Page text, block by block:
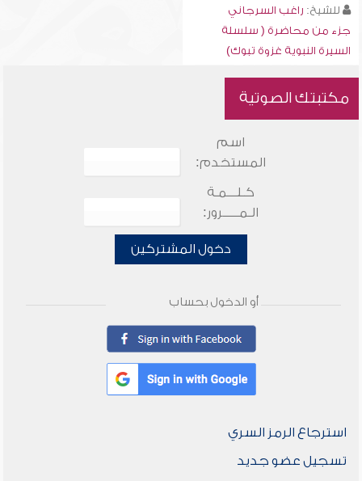
للشيخ: راغب السرجاني
جزء من محاضرة ( سلسلة
السيرة النبوية غزوة تبوك)
مكتبتك الصوتية
اسم
المستخدم:
كـلـــمـة
الـمـــــرور:
دخول المشتركين
أو الدخول بحساب
استرجاع الرمز السري
تسجيل عضو جديد